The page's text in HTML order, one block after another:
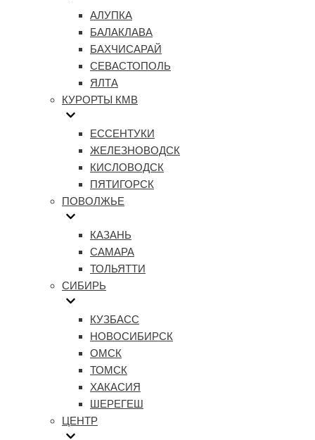
АЛУПКА
БАЛАКЛАВА
БАХЧИСАРАЙ
СЕВАСТОПОЛЬ
ЯЛТА
КУРОРТЫ КМВ
ЕССЕНТУКИ
ЖЕЛЕЗНОВОДСК
КИСЛОВОДСК
ПЯТИГОРСК
ПОВОЛЖЬЕ
КАЗАНЬ
САМАРА
ТОЛЬЯТТИ
СИБИРЬ
КУЗБАСС
НОВОСИБИРСК
ОМСК
ТОМСК
ХАКАСИЯ
ШЕРЕГЕШ
ЦЕНТР